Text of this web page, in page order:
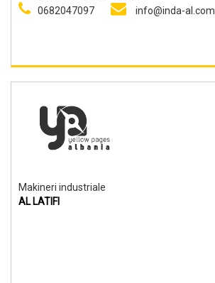
0682047097
info@inda-al.com
Makineri industriale
AL LATIFI